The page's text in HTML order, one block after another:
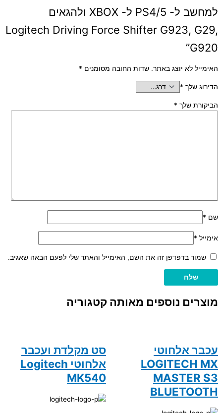
למחשב ל- PS4/5 ל- XBOX ולהגאים
Logitech Driving Force Shifter G923, G29,
G920”
האימייל לא יוצג באתר. שדות החובה מסומנים *
הדירוג שלך *
הביקורת שלך *
שם *
אימייל *
שמור בדפדפן זה את השם, האימייל והאתר שלי לפעם הבאה שאגיב.
מוצרים נוספים מאותה קטגוריה
עכבר אלחוטי
LOGITECH MX
MASTER S3
BLUETOOTH
סט מקלדת ועכבר
אלחוטי Logitech
MK540